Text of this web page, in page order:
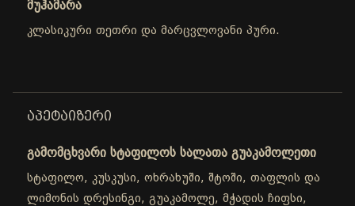
მუჰამარა
კლასიკური თეთრი და მარცვლოვანი პური.
ᲐᲞᲔᲢᲐᲘᲖᲔᲠᲘ
გამომცხვარი სტაფილოს სალათა გუაკამოლეთი
სტაფილო, კუსკუსი, ოხრახუში, შტოში, თაფლის და
ლიმონის დრესინგი, გუაკამოლე, მჭადის ჩიფსი,